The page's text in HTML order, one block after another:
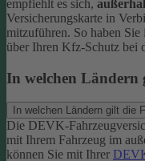
empfiehlt es sich,
Versicherungskarte in
mitzuführen. So haben
über Ihren Kfz-Schutz bei
In welchen Ländern
In welchen Ländern gilt die
Die DEVK-
mit Ihrem Fahrzeug im
können Sie mit Ihrer